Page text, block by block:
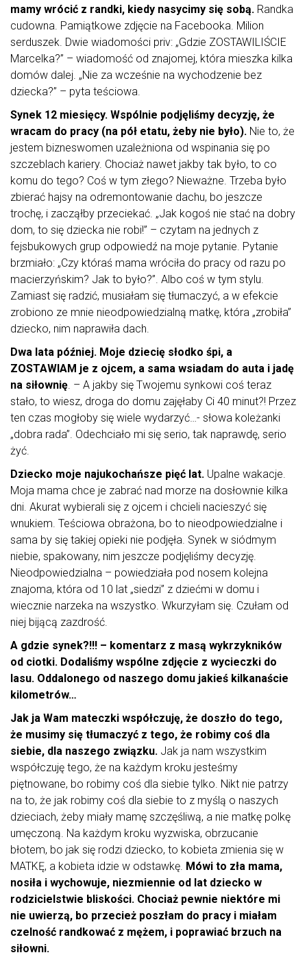
mamy wrócić z randki, kiedy nasycimy się sobą. Randka
cudowna. Pamiątkowe zdjęcie na Facebooka. Milion
serduszek. Dwie wiadomości priv: „Gdzie ZOSTAWILIŚCIE
Marcelka?” – wiadomość od znajomej, która mieszka kilka
domów dalej. „Nie za wcześnie na wychodzenie bez
dziecka?” – pyta teściowa.
Synek 12 miesięcy. Wspólnie podjęliśmy decyzję, że
wracam do pracy (na pół etatu, żeby nie było). Nie to, że
jestem bizneswomen uzależniona od wspinania się po
szczeblach kariery. Chociaż nawet jakby tak było, to co
komu do tego? Coś w tym złego? Nieważne. Trzeba było
zbierać hajsy na odremontowanie dachu, bo jeszcze
trochę, i zacząłby przeciekać. „Jak kogoś nie stać na dobry
dom, to się dziecka nie robi!” – czytam na jednych z
fejsbukowych grup odpowiedź na moje pytanie. Pytanie
brzmiało: „Czy któraś mama wróciła do pracy od razu po
macierzyńskim? Jak to było?”. Albo coś w tym stylu.
Zamiast się radzić, musiałam się tłumaczyć, a w efekcie
zrobiono ze mnie nieodpowiedzialną matkę, która „zrobiła”
dziecko, nim naprawiła dach.
Dwa lata później. Moje dziecię słodko śpi, a
ZOSTAWIAM je z ojcem, a sama wsiadam do auta i jadę
na siłownię. – A jakby się Twojemu synkowi coś teraz
stało, to wiesz, droga do domu zajęłaby Ci 40 minut?! Przez
ten czas mogłoby się wiele wydarzyć…- słowa koleżanki
„dobra rada”. Odechciało mi się serio, tak naprawdę, serio
żyć.
Dziecko moje najukochańsze pięć lat. Upalne wakacje.
Moja mama chce je zabrać nad morze na dosłownie kilka
dni. Akurat wybierali się z ojcem i chcieli nacieszyć się
wnukiem. Teściowa obrażona, bo to nieodpowiedzialne i
sama by się takiej opieki nie podjęła. Synek w siódmym
niebie, spakowany, nim jeszcze podjęliśmy decyzję.
Nieodpowiedzialna – powiedziała pod nosem kolejna
znajoma, która od 10 lat „siedzi” z dziećmi w domu i
wiecznie narzeka na wszystko. Wkurzyłam się. Czułam od
niej bijącą zazdrość.
A gdzie synek?!!! – komentarz z masą wykrzykników
od ciotki. Dodaliśmy wspólne zdjęcie z wycieczki do
lasu. Oddalonego od naszego domu jakieś kilkanaście
kilometrów…
Jak ja Wam mateczki współczuję, że doszło do tego,
że musimy się tłumaczyć z tego, że robimy coś dla
siebie, dla naszego związku. Jak ja nam wszystkim
współczuję tego, że na każdym kroku jesteśmy
piętnowane, bo robimy coś dla siebie tylko. Nikt nie patrzy
na to, że jak robimy coś dla siebie to z myślą o naszych
dzieciach, żeby miały mamę szczęśliwą, a nie matkę polkę
umęczoną. Na każdym kroku wyzwiska, obrzucanie
błotem, bo jak się rodzi dziecko, to kobieta zmienia się w
MATKĘ, a kobieta idzie w odstawkę. Mówi to zła mama,
nosiła i wychowuje, niezmiennie od lat dziecko w
rodzicielstwie bliskości. Chociaż pewnie niektóre mi
nie uwierzą, bo przecież poszłam do pracy i miałam
czelność randkować z mężem, i poprawiać brzuch na
siłowni.